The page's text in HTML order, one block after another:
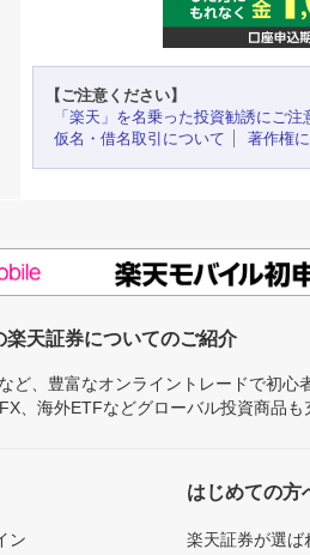
【ご注意ください】
「楽天」を名乗った投資勧誘にご注
仮名・借名取引について
著作権
楽天証券についてのご紹介
ど、豊富なオンライントレードで初
、海外ETFなどグローバル投資商品
ン
はじめての方
楽天証券が選ば